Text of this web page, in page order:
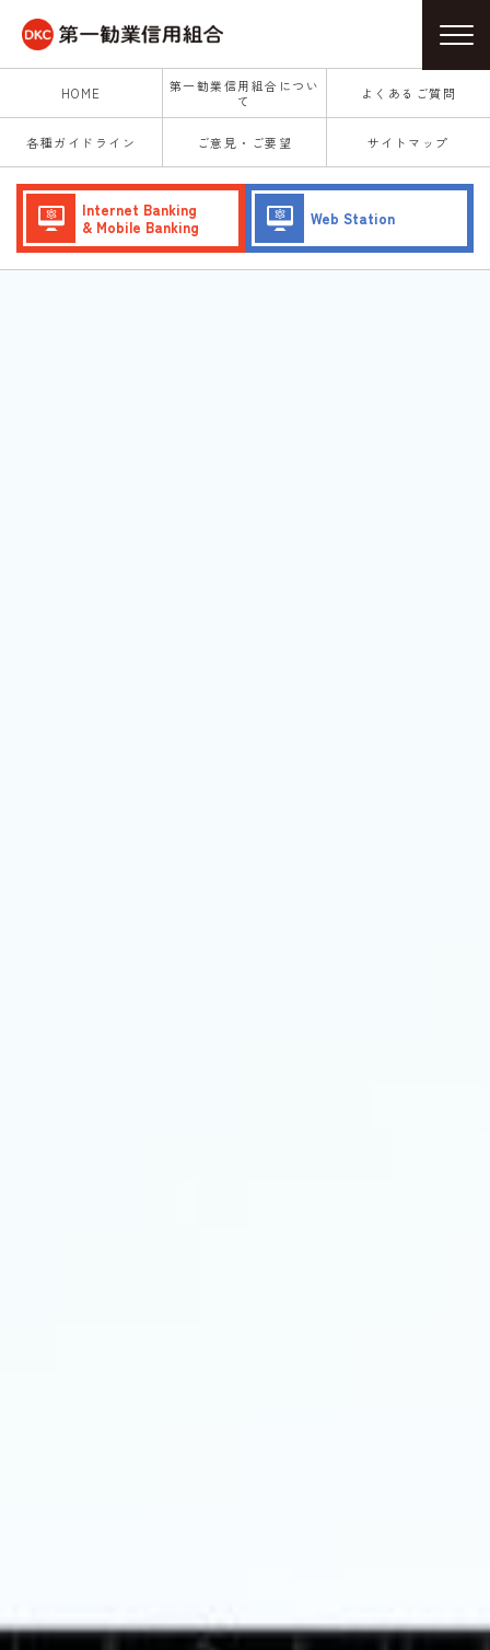
HOME
第一勧業信用組合につい
て
よくあるご質問
各種ガイドライン ご意見・ご要望 サイトマップ
Internet Banking
& Mobile Banking
Web Station